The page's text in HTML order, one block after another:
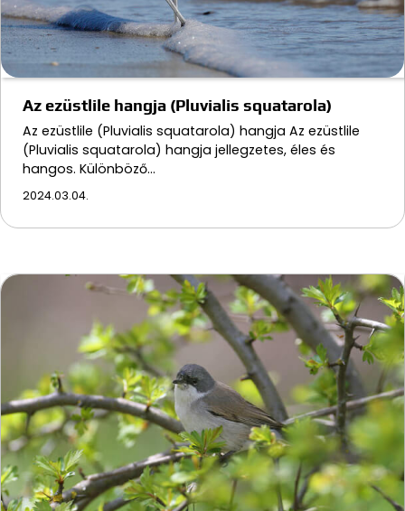
Az ezüstlile hangja (Pluvialis squatarola)
Az ezüstlile (Pluvialis squatarola) hangja Az ezüstlile
(Pluvialis squatarola) hangja jellegzetes, éles és
hangos. Különböző…
2024.03.04.